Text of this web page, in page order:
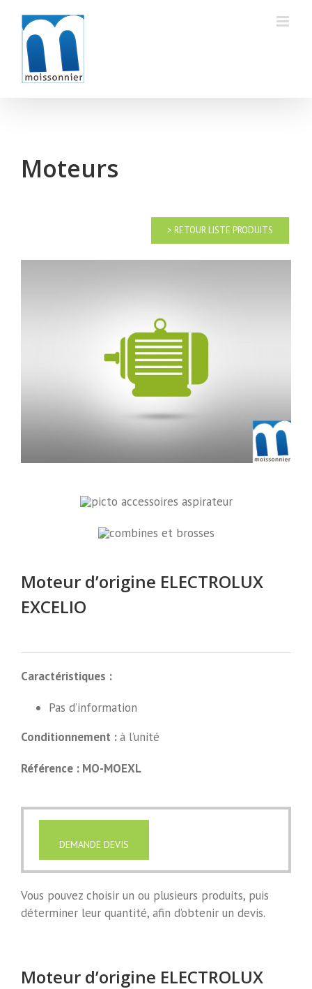
content
Moteurs
> RETOUR LISTE PRODUITS
Moteur d’origine ELECTROLUX
EXCELIO
Caractéristiques :
Pas d’information
Conditionnement :à l’unité
Référence : MO-MOEXL
DEMANDE DEVIS
Vous pouvez choisir un ou plusieurs produits, puis
déterminer leur quantité, afin d’obtenir un devis.
Moteur d’origine ELECTROLUX